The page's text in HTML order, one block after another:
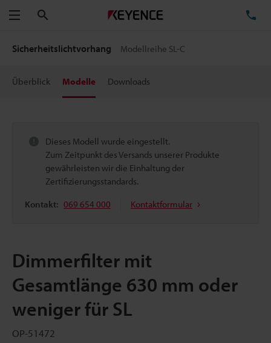
Menü
Sicherheitslichtvorhang Modellreihe SL-C
Überblick Modelle Downloads
Dieses Modell wurde eingestellt.
Zum Zeitpunkt des Versands unserer Produkte
gewährleisten wir die Einhaltung der
Zertifizierungsstandards.
Kontakt: 069 654 000 Kontaktformular
Dimmerfilter mit
Gesamtlänge 630 mm oder
weniger für SL
OP-51472